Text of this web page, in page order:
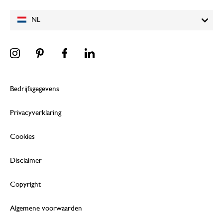
NL
Bedrijfsgegevens
Privacyverklaring
Cookies
Disclaimer
Copyright
Algemene voorwaarden